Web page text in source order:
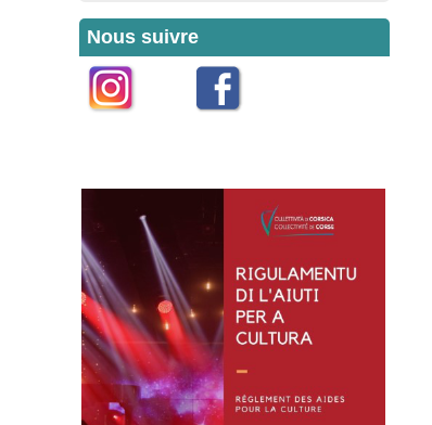
Nous suivre